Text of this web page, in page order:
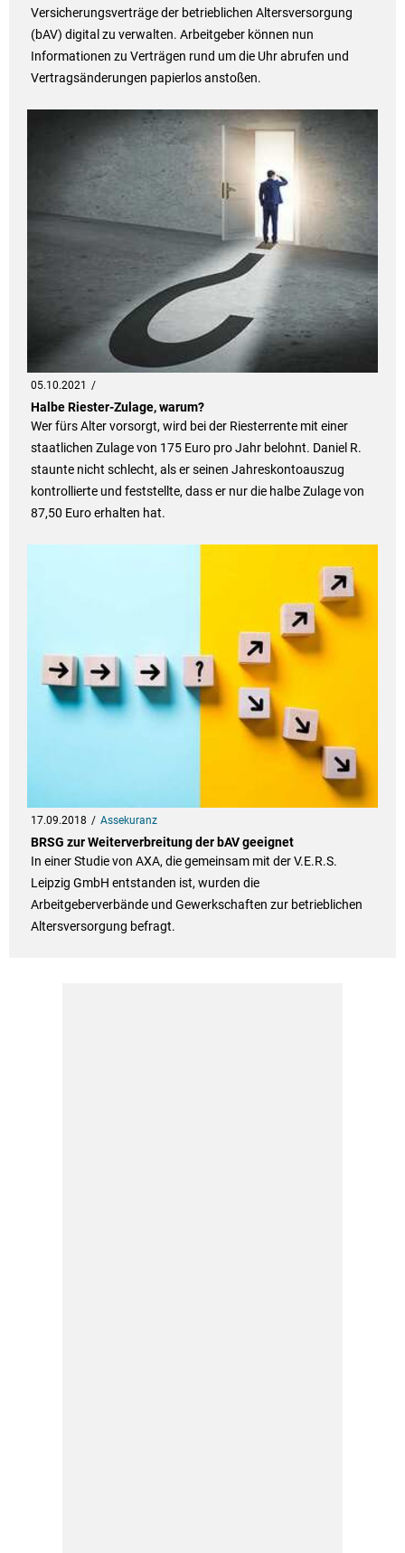
Versicherungsverträge der betrieblichen Altersversorgung
(bAV) digital zu verwalten. Arbeitgeber können nun
Informationen zu Verträgen rund um die Uhr abrufen und
Vertragsänderungen papierlos anstoßen.
05.10.2021
Halbe Riester-Zulage, warum?
Wer fürs Alter vorsorgt, wird bei der Riesterrente mit einer
staatlichen Zulage von 175 Euro pro Jahr belohnt. Daniel R.
staunte nicht schlecht, als er seinen Jahreskontoauszug
kontrollierte und feststellte, dass er nur die halbe Zulage von
87,50 Euro erhalten hat.
17.09.2018 Assekuranz
BRSG zur Weiterverbreitung der bAV geeignet
In einer Studie von AXA, die gemeinsam mit der V.E.R.S.
Leipzig GmbH entstanden ist, wurden die
Arbeitgeberverbände und Gewerkschaften zur betrieblichen
Altersversorgung befragt.